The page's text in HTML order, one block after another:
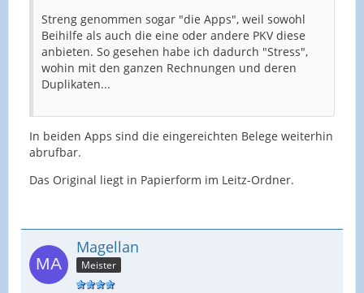
Streng genommen sogar "die Apps", weil sowohl
Beihilfe als auch die eine oder andere PKV diese
anbieten. So gesehen habe ich dadurch "Stress",
wohin mit den ganzen Rechnungen und deren
Duplikaten...
In beiden Apps sind die eingereichten Belege weiterhin
abrufbar.
Das Original liegt in Papierform im Leitz-Ordner.
Magellan
Meister